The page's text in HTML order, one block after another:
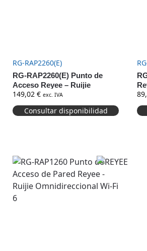
RG-RAP2260(E)
RG-RAP2260(E) Punto de
Acceso Reyee – Ruijie
Omnidireccional Wi-Fi 6 Alta
Densidad
149,02€ exc. IVA
Consultar disponibilidad